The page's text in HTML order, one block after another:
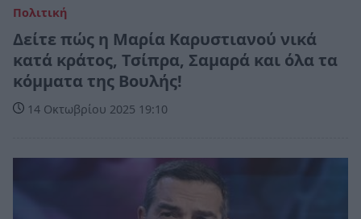
Πολιτική
Δείτε πώς η Μαρία Καρυστιανού νικά
κατά κράτος, Τσίπρα, Σαμαρά και όλα τα
κόμματα της Βουλής!
14 Οκτωβρίου 2025 19:10